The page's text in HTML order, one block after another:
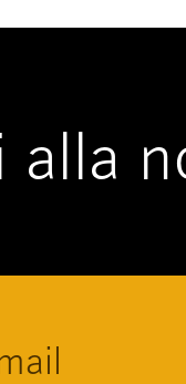
alla